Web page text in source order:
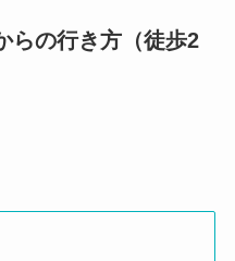
らの行き方（徒歩2